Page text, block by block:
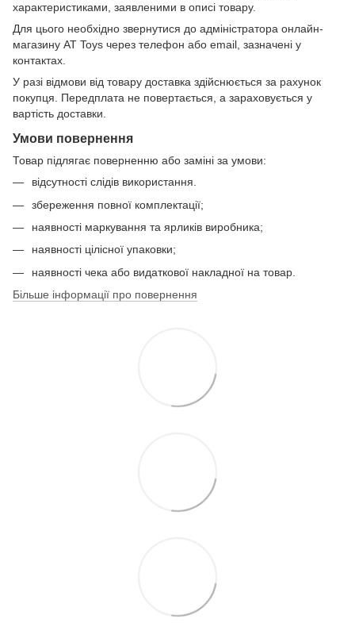
характеристиками, заявленими в описі товару.
Для цього необхідно звернутися до адміністратора онлайн-
магазину AT Toys через телефон або email, зазначені у
контактах.
У разі відмови від товару доставка здійснюється за рахунок
покупця. Передплата не повертається, а зараховується у
вартість доставки.
Умови повернення
Товар підлягає поверненню або заміні за умови:
відсутності слідів використання.
збереження повної комплектації;
наявності маркування та ярликів виробника;
наявності цілісної упаковки;
наявності чека або видаткової накладної на товар.
Більше інформації про повернення